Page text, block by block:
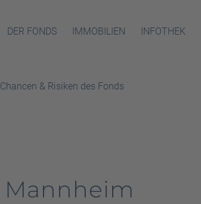
DER FONDS IMMOBILIEN INFOTHEK
Chancen & Risiken des Fonds
Mannheim